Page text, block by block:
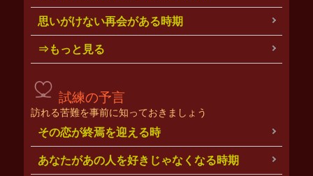
思いがけない再会がある時期
⇒もっと見る
試練の予言
訪れる苦難を事前に知っておきましょう
その恋が終焉を迎える時
あなたがあの人を好きじゃなくなる時期